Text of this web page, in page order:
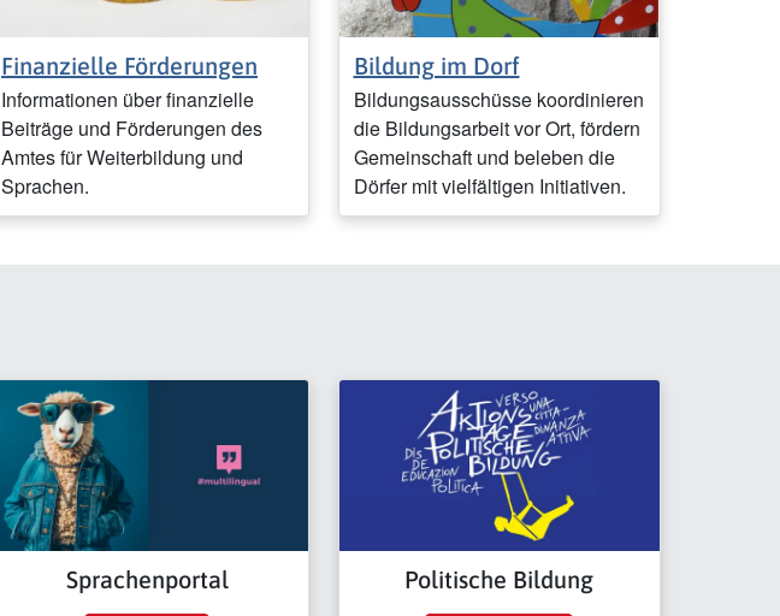
Finanzielle Förderungen
Informationen über finanzielle
Beiträge und Förderungen des
Amtes für Weiterbildung und
Sprachen.
Bildung im Dorf
Bildungsausschüsse koordinieren
die Bildungsarbeit vor Ort, fördern
Gemeinschaft und beleben die
Dörfer mit vielfältigen Initiativen.
Sprachenportal
Politische Bildung